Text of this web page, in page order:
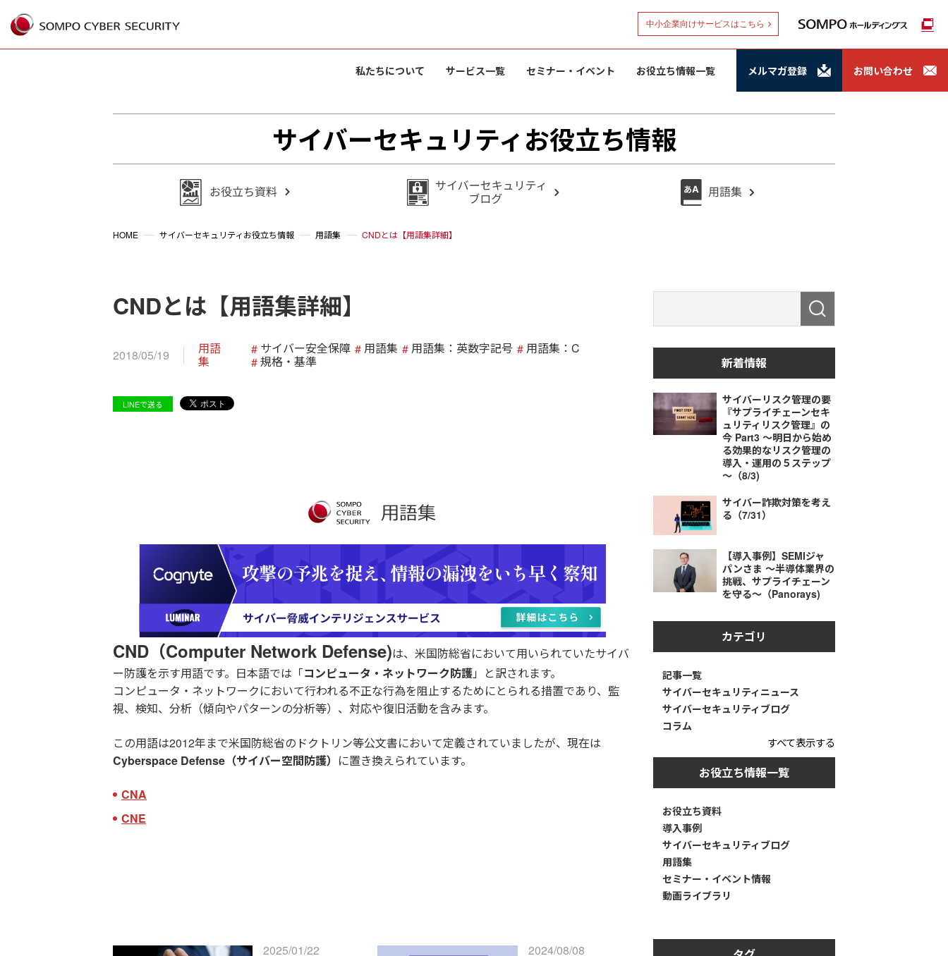
中小企業向けサービスはこちら
私たちについて サービス一覧 セミナー・イベント お役立ち情報一覧 メルマガ登録 お問い合わせ
サイバーセキュリティお役立ち情報
HOME サイバーセキュリティお役立ち情報 用語集 CNDとは【用語集詳細】
CNDとは【用語集詳細】
2018/05/19
用語
集
サイバー安全保障 用語集 用語集：英数字記号
用語集：C
規格・基準
LINEで送る
CND（Computer Network Defense)は、米国防総省において用いられていたサイバ
ー防護を示す用語です。日本語では「コンピュータ・ネットワーク防護」と訳されます。
コンピュータ・ネットワークにおいて行われる不正な行為を阻止するためにとられる措置であり、監
視、検知、分析（傾向やパターンの分析等）、対応や復旧活動を含みます。
この用語は2012年まで米国防総省のドクトリン等公文書において定義されていましたが、現在は
Cyberspace Defense（サイバー空間防護） に置き換えられています。
CNA
CNE
2025/01/22
2024/08/08
新着情報
サイバーリスク管理の要
『サプライチェーンセキ
ュリティリスク管理』の
今 Part3 ～明日から始め
る効果的なリスク管理の
導入・運用の５ステップ
～（8/3)
サイバー詐欺対策を考え
る（7/31）
【導入事例】SEMIジャ
パンさま ～半導体業界の
挑戦、サプライチェーン
を守る～（Panorays)
カテゴリ
記事一覧
サイバーセキュリティニュース
サイバーセキュリティブログ
コラム
すべて表示する
お役立ち情報一覧
お役立ち資料
導入事例
サイバーセキュリティブログ
用語集
セミナー・イベント情報
動画ライブラリ